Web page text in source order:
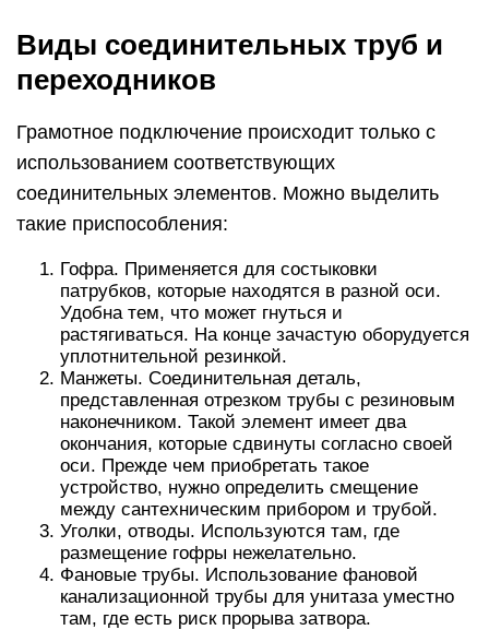
Виды соединительных труб и
переходников
Грамотное подключение происходит только с
использованием соответствующих
соединительных элементов. Можно выделить
такие приспособления:
Гофра. Применяется для состыковки
патрубков, которые находятся в разной оси.
Удобна тем, что может гнуться и
растягиваться. На конце зачастую оборудуется
уплотнительной резинкой.
Манжеты. Соединительная деталь,
представленная отрезком трубы с резиновым
наконечником. Такой элемент имеет два
окончания, которые сдвинуты согласно своей
оси. Прежде чем приобретать такое
устройство, нужно определить смещение
между сантехническим прибором и трубой.
Уголки, отводы. Используются там, где
размещение гофры нежелательно.
Фановые трубы. Использование фановой
канализационной трубы для унитаза уместно
там, где есть риск прорыва затвора.